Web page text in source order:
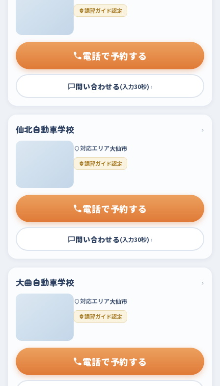
講習ガイド認定
電話で予約する
問い合わせる(入力30秒) ›
仙北自動車学校 ›
対応エリア大仙市
講習ガイド認定
電話で予約する
問い合わせる(入力30秒) ›
大曲自動車学校 ›
対応エリア大仙市
講習ガイド認定
電話で予約する